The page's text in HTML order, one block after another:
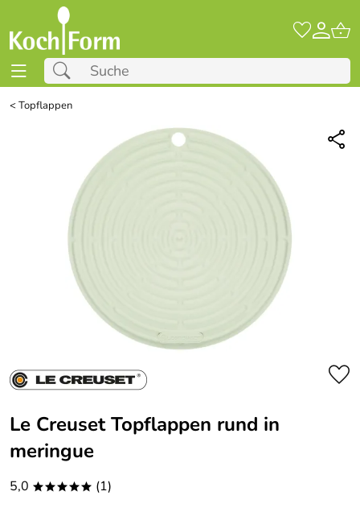
<Topflappen
Le Creuset Topflappen rund in
meringue
5,0 ***** (1)